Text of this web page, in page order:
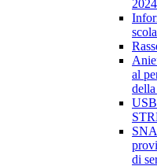
2024
al
di